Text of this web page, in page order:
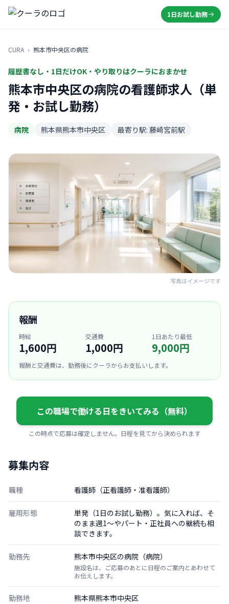
1日お試し勤務
CURA › 熊本市中央区の病院
履歴書なし・1日だけOK・やり取りはクーラにおまかせ
熊本市中央区の病院の看護師求人（単
発・お試し勤務）
病院 熊本県熊本市中央区 最寄り駅: 藤崎宮前駅
写真はイメージです
報酬
時給
1,600円
交通費
1,000円
1日あたり最低
9,000円
報酬と交通費は、勤務後にクーラからお支払いします。
この職場で働ける日をきいてみる（無料）
この時点で応募は確定しません。日程を見てから決められます
募集内容
職種 看護師（正看護師・准看護師）
雇用形態
単発（1日のお試し勤務）。気に入れば、そ
のまま週1〜やパート・正社員への継続も相
談できます。
勤務先 熊本市中央区の病院（病院）
施設名は、ご応募のあとに日程のご案内とあわせて
お伝えします。
勤務地 熊本県熊本市中央区